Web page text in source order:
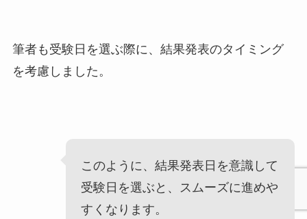
筆者も受験日を選ぶ際に、結果発表のタイミング
を考慮しました。
このように、結果発表日を意識して
受験日を選ぶと、スムーズに進めや
すくなります。